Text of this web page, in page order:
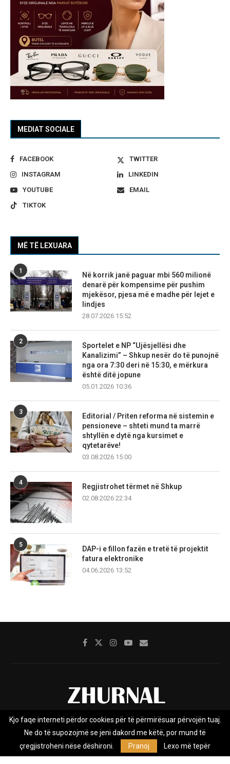
MEDIAT SOCIALE
FACEBOOK
TWITTER
INSTAGRAM
LINKEDIN
YOUTUBE
EMAIL
TIKTOK
MË TË LEXUARA
1
Në korrik janë paguar mbi 560 milionë
denarë për kompensime për pushim
mjekësor, pjesa më e madhe për lejet e
lindjes
28.07.2026 15:52
2
Sportelet e NP “Ujësjellësi dhe
Kanalizimi” – Shkup nesër do të punojnë
nga ora 7:30 deri në 15:30, e mërkura
është ditë jopune
05.01.2026 10:36
3
Editorial / Priten reforma në sistemin e
pensioneve – shteti mund ta marrë
shtyllën e dytë nga kursimet e
qytetarëve!
03.08.2026 15:00
4
Regjistrohet tërmet në Shkup
02.08.2026 22:34
5
DAP-i e fillon fazën e tretë të projektit
fatura elektronike
04.06.2026 13:52
Rreth nesh Impresumi Marketing
Privacy Policy
Zhurnal.mk është Agjenci e Lajmeve e pavarur, e themeluar në vitin
Kjo faqe interneti përdor cookies për të përmirësuar përvojën tuaj.
Ne do të supozojmë se jeni dakord me këtë, por mund të
çregjistroheni nëse dëshironi.
Pranoj Lexo më tepër